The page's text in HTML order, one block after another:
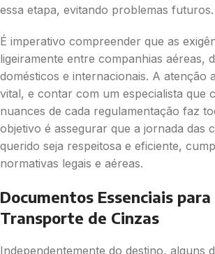
essa etapa, evitando problemas futuros.
É imperativo compreender que as
ligeiramente entre companhias aéreas,
domésticos e internacionais. A atenção
vital, e contar com um especialista que
nuances de cada regulamentação faz
objetivo é assegurar que a jornada das
querido seja respeitosa e eficiente,
normativas legais e aéreas.
Documentos Essenciais
Transporte de Cinzas
Independentemente do destino, alguns